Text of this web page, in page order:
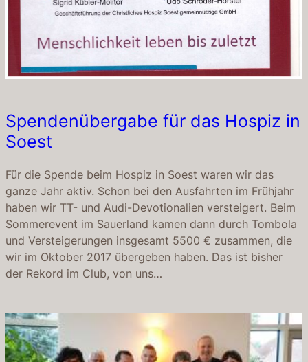
Spendenübergabe für das Hospiz in
Soest
Für die Spende beim Hospiz in Soest waren wir das
ganze Jahr aktiv. Schon bei den Ausfahrten im Frühjahr
haben wir TT- und Audi-Devotionalien versteigert. Beim
Sommerevent im Sauerland kamen dann durch Tombola
und Versteigerungen insgesamt 5500 € zusammen, die
wir im Oktober 2017 übergeben haben. Das ist bisher
der Rekord im Club, von uns…